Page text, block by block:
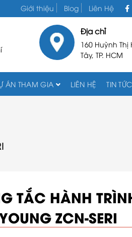
Giới thiệu Blog Liên Hệ
Địa chỉ
160 Huỳnh Thị
Tây, TP. HCM
ÁN THAM GIA LIÊN HỆ TIN TỨC
TẮC HÀNH
ZCN-SERI